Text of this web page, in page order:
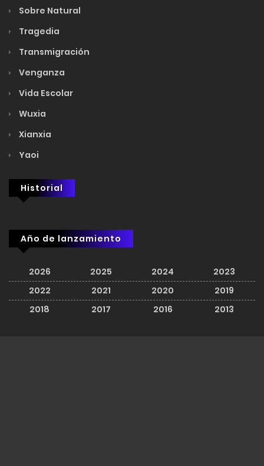
Sobre Natural
Tragedia
Transmigración
Venganza
Vida Escolar
Wuxia
Xianxia
Yaoi
Historial
Año de lanzamiento
2026 2025 2024
2023
2022
2021 2020
2019
2018
2017 2016 2013